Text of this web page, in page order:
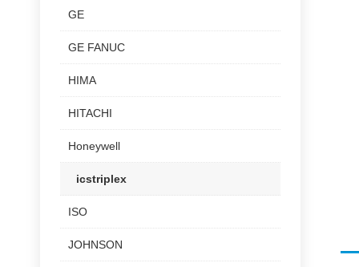
GE
GE FANUC
HIMA
HITACHI
Honeywell
icstriplex
ISO
JOHNSON